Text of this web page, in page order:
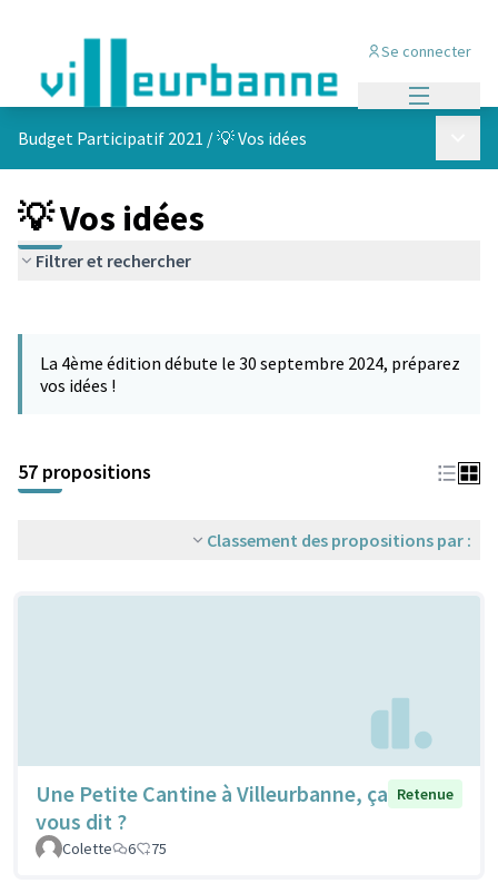
Se connecter
Budget Participatif 2021 /💡 Vos idées
💡 Vos idées
Filtrer et rechercher
La 4ème édition débute le 30 septembre 2024, préparez
vos idées !
57 propositions
Classement des propositions par :
Une Petite Cantine à Villeurbanne, ça
vous dit ?
Retenue
Colette 6 75